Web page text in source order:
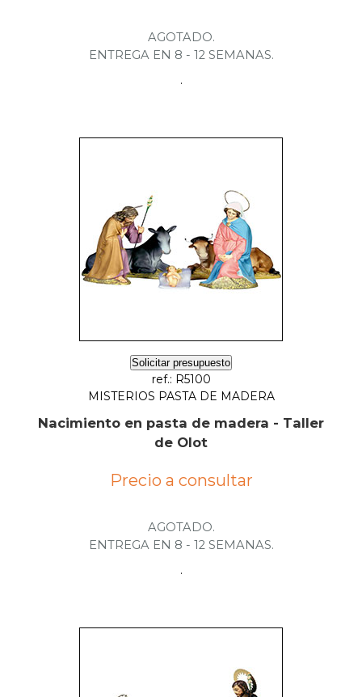
AGOTADO.
ENTREGA EN 8 - 12 SEMANAS.
.
Solicitar presupuesto
ref.: R5100
MISTERIOS PASTA DE MADERA
Nacimiento en pasta de madera - Taller
de Olot
Precio a consultar
AGOTADO.
ENTREGA EN 8 - 12 SEMANAS.
.